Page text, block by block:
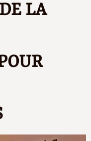
LA